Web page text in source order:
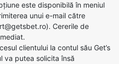
este disponibilă în meniul
unui e-mail către
Cererile de
clientului la contul său Get’s
va putea solicita însă